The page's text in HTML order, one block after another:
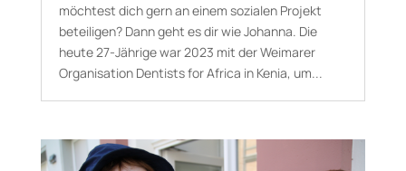
möchtest dich gern an einem sozialen Projekt
beteiligen? Dann geht es dir wie Johanna. Die
heute 27-Jährige war 2023 mit der Weimarer
Organisation Dentists for Africa in Kenia, um...